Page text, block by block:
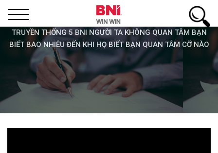
TRUYỀN THỐNG 5 BNI NGƯỜI TA KHÔNG QUAN TÂM BẠN
BIẾT BAO NHIÊU ĐẾN KHI HỌ BIẾT BẠN QUAN TÂM CỠ NÀO